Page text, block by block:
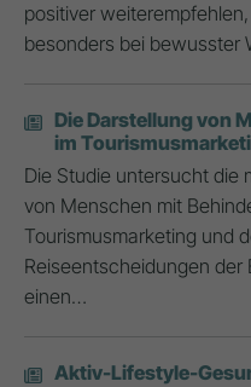
positiver
besonders bei bewusster
Die Darstellung von
im
Die Studie untersucht die
von Menschen mit
Tourismusmarketing und
Reiseentscheidungen
einen…
Aktiv-Lifestyle-